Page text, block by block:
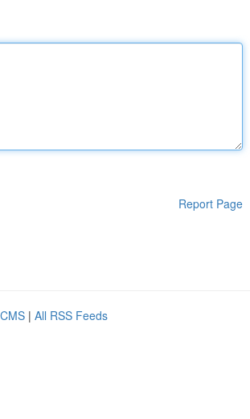
Report Page
| All RSS Feeds